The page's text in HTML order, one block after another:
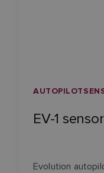
EV-1
Evolution